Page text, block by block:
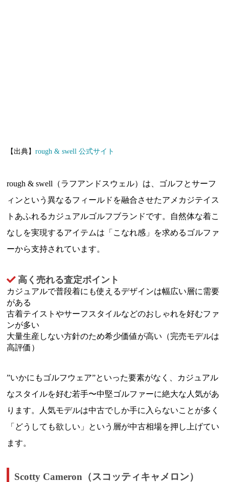
【出典】rough & swell 公式サイト
rough & swell（ラフアンドスウェル）は、ゴルフとサーフ
ィンという異なるフィールドを融合させたアメカジテイス
トあふれるカジュアルゴルフブランドです。自然体な着こ
なしを実現するアイテムは「こなれ感」を求めるゴルファ
ーから支持されています。
高く売れる査定ポイント
カジュアルで普段着にも使えるデザインは幅広い層に需要
がある
古着テイストやサーフスタイルなどのおしゃれを好むファ
ンが多い
大量生産しない方針のため希少価値が高い（完売モデルは
高評価）
”いかにもゴルフウェア”といった要素がなく、カジュアル
なスタイルを好む若手〜中堅ゴルファーに絶大な人気があ
ります。人気モデルは中古でしか手に入らないことが多く
「どうしても欲しい」という層が中古相場を押し上げてい
ます。
Scotty Cameron（スコッティキャメロン）